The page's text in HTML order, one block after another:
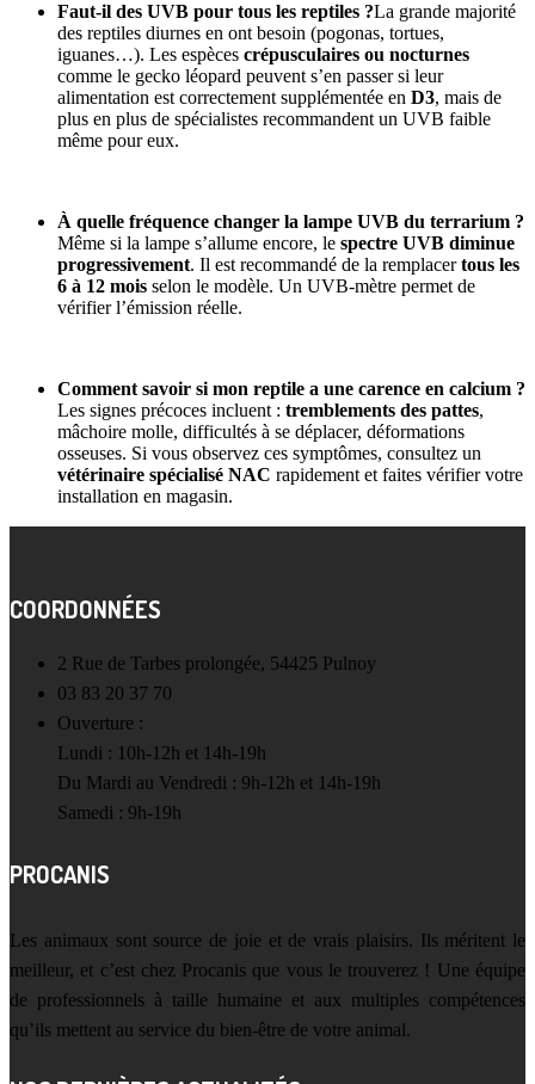
Faut-il des UVB pour tous les reptiles ?La grande majorité
des reptiles diurnes en ont besoin (pogonas, tortues,
iguanes…). Les espèces crépusculaires ou nocturnes
comme le gecko léopard peuvent s’en passer si leur
alimentation est correctement supplémentée en D3, mais de
plus en plus de spécialistes recommandent un UVB faible
même pour eux.
À quelle fréquence changer la lampe UVB du terrarium ?
Même si la lampe s’allume encore, le spectre UVB diminue
progressivement. Il est recommandé de la remplacertous les
6 à 12 mois selon le modèle. Un UVB-mètre permet de
vérifier l’émission réelle.
Comment savoir si mon reptile a une carence en calcium ?
Les signes précoces incluent : tremblements des pattes,
mâchoire molle, difficultés à se déplacer, déformations
osseuses. Si vous observez ces symptômes, consultez un
vétérinaire spécialisé NAC rapidement et faites vérifier votre
installation en magasin.
COORDONNÉES
2 Rue de Tarbes prolongée, 54425 Pulnoy
03 83 20 37 70
Ouverture :
Lundi : 10h-12h et 14h-19h
Du Mardi au Vendredi : 9h-12h et 14h-19h
Samedi : 9h-19h
PROCANIS
Les animaux sont source de joie et de vrais plaisirs. Ils méritent le
meilleur, et c’est chez Procanis que vous le trouverez ! Une équipe
de professionnels à taille humaine et aux multiples compétences
qu’ils mettent au service du bien-être de votre animal.